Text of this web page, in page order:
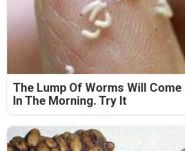
The Lump Of Worms Will Come
In The Morning. Try It